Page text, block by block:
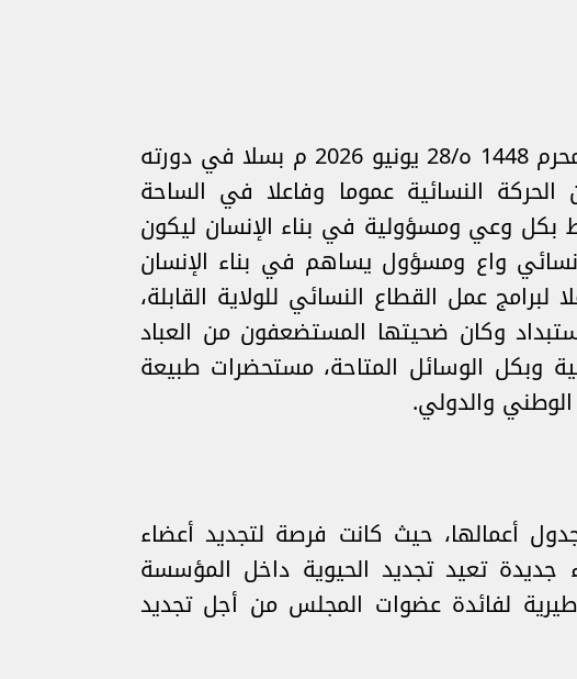
انعقد المجلس الوطني للقطاع النسائي لجماعة العدل والإحسان بتاريخ الأحد 12 محرم 1448 ه/28 يونيو 2026 م بسلا في دورته
النسائية عموما وفاعلا في الساحة
بكل وعي ومسؤولية في بناء الإنسان ليكون
واع ومسؤول يساهم في بناء الإنسان
عمل القطاع النسائي للولاية القابلة،
وكان ضحيتها المستضعفون من العباد
وبكل الوسائل المتاحة، مستحضرات طبيعة
والدولي.
أعمالها، حيث كانت فرصة لتجديد أعضاء
جديدة تعيد تجديد الحيوية داخل المؤسسة
لفائدة عضوات المجلس من أجل تجديد